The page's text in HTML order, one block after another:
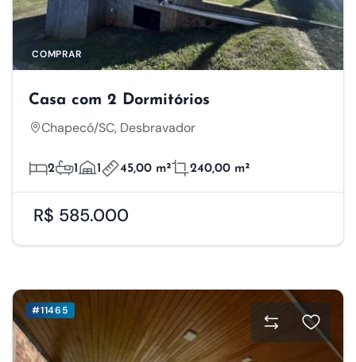
COMPRAR
Casa com 2 Dormitórios
Chapecó/SC, Desbravador
2 1 1 45,00 m² 240,00 m²
R$ 585.000
#11465
Salvar Preferências Aceitar Todos